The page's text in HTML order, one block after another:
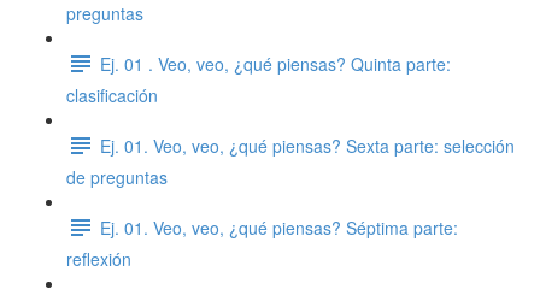
preguntas
Ej. 01 . Veo, veo, ¿qué piensas? Quinta parte:
clasificación
Ej. 01. Veo, veo, ¿qué piensas? Sexta parte: selección
de preguntas
Ej. 01. Veo, veo, ¿qué piensas? Séptima parte:
reflexión